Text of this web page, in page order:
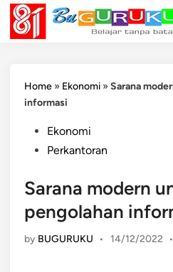
Skip
content
Home » Ekonomi »Sarana
informasi
PostedEkonomi
Perkantoran
Sarana modern
pengolahan
by BUGURUKU • 14/12/2022 •